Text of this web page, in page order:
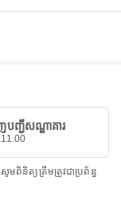
ញ្ជីសណ្ឋាគារ
មពិនិត្យត្រឹមត្រូវជាប្រព័ន្ធ